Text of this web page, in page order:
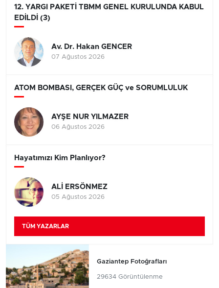
12. YARGI PAKETİ TBMM GENEL KURULUNDA KABUL
EDİLDİ (3)
Av. Dr. Hakan GENCER
07 Ağustos 2026
ATOM BOMBASI, GERÇEK GÜÇ ve SORUMLULUK
AYŞE NUR YILMAZER
06 Ağustos 2026
Hayatımızı Kim Planlıyor?
ALİ ERSÖNMEZ
05 Ağustos 2026
TÜM YAZARLAR
Gaziantep Fotoğrafları
29634 Görüntülenme